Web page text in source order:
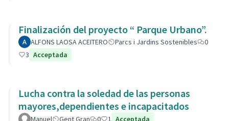
Finalización del proyecto “ Parque Urbano”.
ALFONS LAOSA ACEITERO Parcs i Jardins Sostenibles
0
3 Acceptada
Lucha contra la soledad de las personas
mayores,dependientes e incapacitados
Manuel Gent Gran 0 1 Acceptada